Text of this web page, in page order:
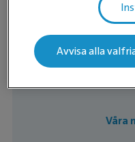
Våra
Avvisa alla